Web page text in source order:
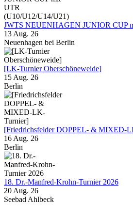
JWTS NEUENHAGEN JUNIOR CUP
13 Aug. 26
Neuenhagen bei Berlin
[LK-Turnier Oberschöneweide]
15 Aug. 26
Berlin
[Friedrichsfelder DOPPEL- & MIXED-
16 Aug. 26
Berlin
18. Dr.-Manfred-Krohn-Turnier 2026
20 Aug. 26
Seebad Ahlbeck